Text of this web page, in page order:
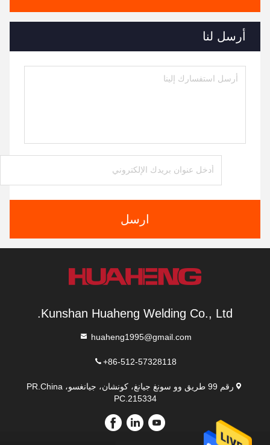
أرسل لنا
ارسل
Kunshan Huaheng Welding Co., Ltd.
huaheng1995@gmail.com
+86-512-57328118
رقم 99 طريق وو سونغ جيانغ، كونشان، جيانغسو، PR.China
PC.215334